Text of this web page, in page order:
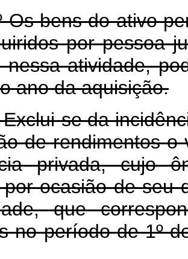
bens do ativo
por pessoa
nessa atividade,
ano da aquisição.
se da
de rendimentos
privada, cujo
ocasião de seu
que
no período de 1º